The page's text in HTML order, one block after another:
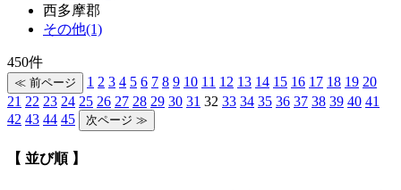
西多摩郡
その他(1)
450件
1 2 3 4 5 6 7 8 9 10 11 12 13 14 15 16 17 18 19 20
21 22 23 24 25 26 27 28 29 30 31 32 33 34 35 36 37 38 39 40 41
42 43 44 45
【 並び順 】